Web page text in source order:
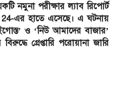
নমুনা পরীক্ষার ল্যাব রিপোর্ট
24-এর হাতে এসেছে। এ ঘটনায়
ও ‘নিউ আমাদের বাজার’
গ্রেপ্তারি পরোয়ানা জারি